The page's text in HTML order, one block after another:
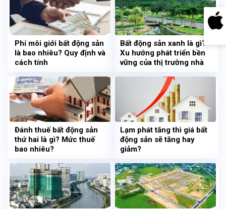
Phí môi giới bất động sản
là bao nhiêu? Quy định và
cách tính
Bất động sản xanh là gì?
Xu hướng phát triển bền
vững của thị trường nhà
Đánh thuế bất động sản
thứ hai là gì? Mức thuế
bao nhiêu?
Lạm phát tăng thì giá bất
động sản sẽ tăng hay
giảm?